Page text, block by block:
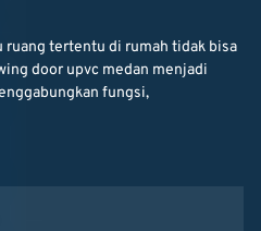
tertentu di rumah tidak bisa
door upvc medan menjadi
fungsi,